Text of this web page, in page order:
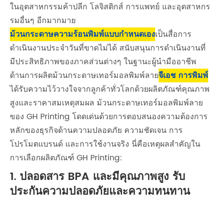
ในอุตสาหกรรมค้าปลีก โลจิสติกส์ การแพทย์ และอุตสาหกร
รมอื่นๆ อีกมากมาย
ม้วนกระดาษความร้อนพิมพ์แบบกำหนดเองเป็นสื่อการ
ดำเนินงานประจำวันที่ขาดไม่ได้ สนับสนุนการดำเนินงานที่
มีประสิทธิภาพของภาคส่วนต่างๆ ในฐานะผู้นำมืออาชีพ
ด้านการผลิตม้วนกระดาษเทอร์มอลพิมพ์ลายจีเอช การพิมพ์
ได้รับความไว้วางใจจากลูกค้าทั่วโลกด้วยผลิตภัณฑ์คุณภาพ
สูงและราคาสมเหตุสมผล ม้วนกระดาษเทอร์มอลพิมพ์ลาย
ของ GH Printing โดดเด่นด้วยการตอบสนองความต้องการ
หลักของธุรกิจด้านความปลอดภัย ความชัดเจน การ
โปรโมตแบรนด์ และการใช้งานจริง นี่คือเหตุผลสำคัญใน
การเลือกผลิตภัณฑ์ GH Printing:
1. ปลอดสาร BPA และมีคุณภาพสูง รับ
ประกันความปลอดภัยและความทนทาน